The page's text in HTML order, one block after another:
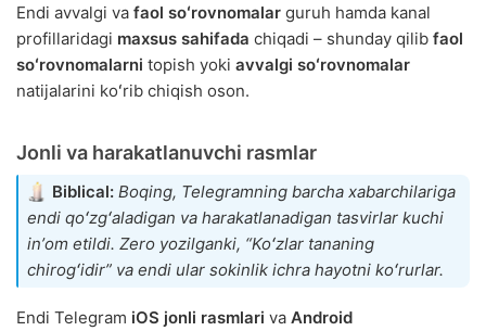
Endi avvalgi va faol soʻrovnomalar guruh hamda kanal
profillaridagi maxsus sahifada chiqadi – shunday qilib faol
soʻrovnomalarni topish yoki avvalgi soʻrovnomalar
natijalarini koʻrib chiqish oson.
Jonli va harakatlanuvchi rasmlar
Biblical: Boqing, Telegramning barcha xabarchilariga
endi qoʻzgʻaladigan va harakatlanadigan tasvirlar kuchi
inʼom etildi. Zero yozilganki, “Koʻzlar tananing
chirogʻidir” va endi ular sokinlik ichra hayotni koʻrurlar.
Endi Telegram iOS jonli rasmlari va Android